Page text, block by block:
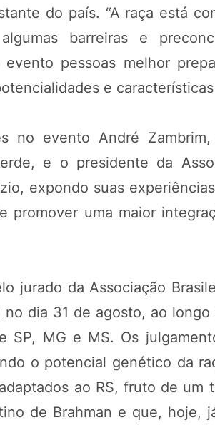
do país. “A raça está
barreiras e
pessoas melhor
e características
no evento André
e o presidente da
expondo suas
promover uma maior
jurado da Associação
dia 31 de agosto, ao
MG e MS. Os
o potencial genético da
ao RS, fruto de um
de Brahman e que, hoje,